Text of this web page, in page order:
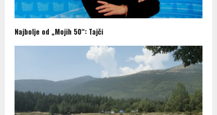
Najbolje od „Mojih 50“: Tajči